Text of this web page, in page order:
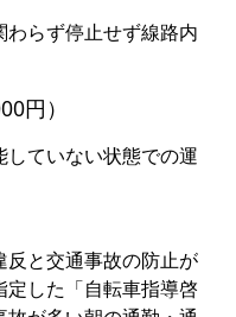
らず停止せず線路内
円）
ていない状態での運
と交通事故の防止が
した「自転車指導啓